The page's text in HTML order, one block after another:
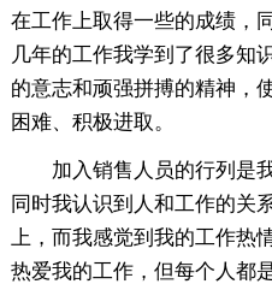
在工作上取得一些的成绩，
几年的工作我学到了很多知
的意志和顽强拼搏的精神，
困难、积极进取。
加入销售人员的行列是
同时我认识到人和工作的关
上，而我感觉到我的工作热
热爱我的工作，但每个人都